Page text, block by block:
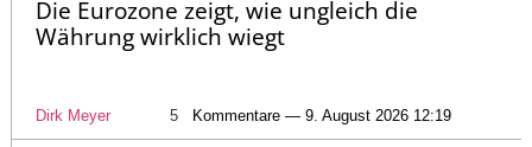
Die Eurozone zeigt, wie ungleich die
Währung wirklich wiegt
Dirk Meyer 5 Kommentare — 9. August 2026 12:19